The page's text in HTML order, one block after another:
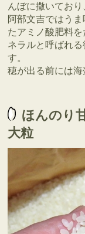
んぼに撒いてお
阿部文吉ではう
たアミノ酸肥料
ネラルと呼ばれ
す。
穂が出る前には海
ほんのり
大粒